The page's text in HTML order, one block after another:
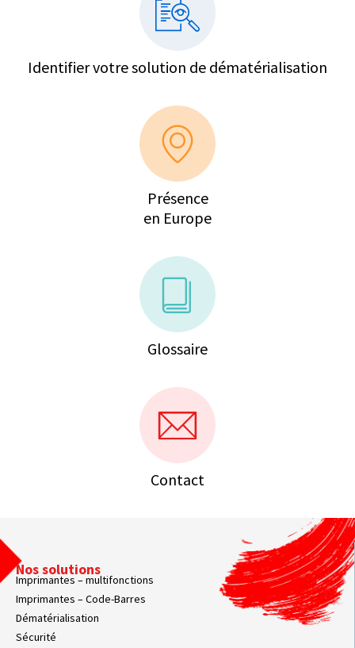
Identifier votre solution de dématérialisation
Présence
en Europe
Glossaire
Contact
Nos solutions
Imprimantes – multifonctions
Imprimantes – Code-Barres
Dématérialisation
Sécurité